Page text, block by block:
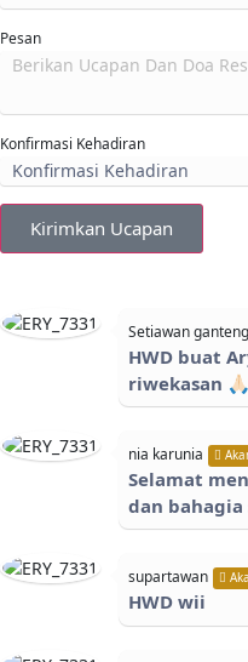
Pesan
Konfirmasi Kehadiran
Kirimkan Ucapan
Setiawan
HWD buat
riwekasan
nia karunia
Selamat
dan bahagia
supartawan
HWD wii